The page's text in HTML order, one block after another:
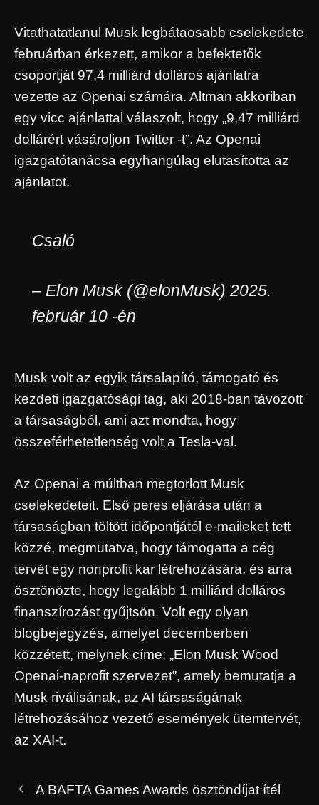
Vitathatatlanul Musk legbátaosabb cselekedete
februárban érkezett, amikor a befektetők
csoportját 97,4 milliárd dolláros ajánlatra
vezette az Openai számára. Altman akkoriban
egy vicc ajánlattal válaszolt, hogy „9,47 milliárd
dollárért vásároljon Twitter -t”. Az Openai
igazgatótanácsa egyhangúlag elutasította az
ajánlatot.
Csaló
– Elon Musk (@elonMusk) 2025.
február 10 -én
Musk volt az egyik társalapító, támogató és
kezdeti igazgatósági tag, aki 2018-ban távozott
a társaságból, ami azt mondta, hogy
összeférhetetlenség volt a Tesla-val.
Az Openai a múltban megtorlott Musk
cselekedeteit. Első peres eljárása után a
társaságban töltött időpontjától e-maileket tett
közzé, megmutatva, hogy támogatta a cég
tervét egy nonprofit kar létrehozására, és arra
ösztönözte, hogy legalább 1 milliárd dolláros
finanszírozást gyűjtsön. Volt egy olyan
blogbejegyzés, amelyet decemberben
közzétett, melynek címe: „Elon Musk Wood
Openai-naprofit szervezet”, amely bemutatja a
Musk riválisának, az AI társaságának
létrehozásához vezető események ütemtervét,
az XAI-t.
A BAFTA Games Awards ösztöndíjat ítél